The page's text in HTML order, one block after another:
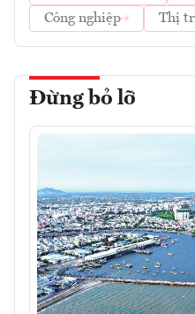
Công nghiệp
Thị
Đừng bỏ lỡ